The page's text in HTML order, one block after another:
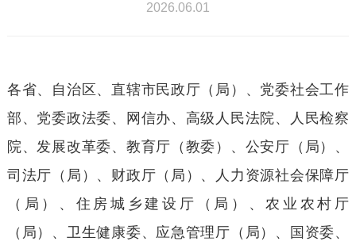
2026.06.01
各省、自治区、直辖市民政厅（局）、党委社会工作
部、党委政法委、网信办、高级人民法院、人民检察
院、发展改革委、教育厅（教委）、公安厅（局）、
司法厅（局）、财政厅（局）、人力资源社会保障厅
（局）、住房城乡建设厅（局）、农业农村厅
（局）、卫生健康委、应急管理厅（局）、国资委、